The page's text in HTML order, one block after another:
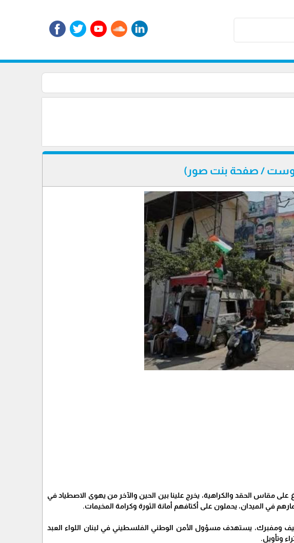
بوست / صفحة بنت صور)
مقاس الحقد والكراهية، يخرج علينا بين الحين والآخر من يهوى الاصطياد في
في الميدان، يحملون على أكتافهم أمانة الثورة وكرامة المخيمات.
ومفبرك، يستهدف مسؤول الأمن الوطني الفلسطيني في لبنان اللواء العبد
وتأويل.